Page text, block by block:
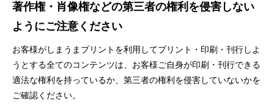
著作権・肖像権などの第三者の権利を侵害しない
ようにご注意ください
お客様がしまうまプリントを利用してプリント・印刷・刊行しよ
うとする全てのコンテンツは、お客様ご自身が印刷・刊行できる
適法な権利を持っているか、第三者の権利を侵害していないかを
ご確認ください。